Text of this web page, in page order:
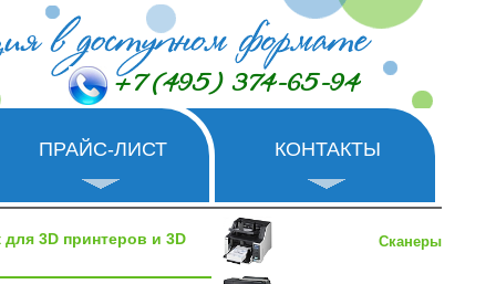
+7 (495) 374-65-94
ПРАЙС-ЛИСТ КОНТАКТЫ
3D принтеров и 3D Сканеры